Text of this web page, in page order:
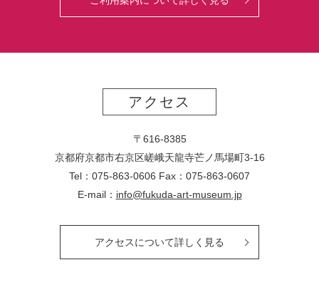
アクセス
〒616-8385
京都府京都市右京区嵯峨天龍寺芒ノ馬場町3-16
Tel：075-863-0606 Fax：075-863-0607
E-mail： info@fukuda-art-museum.jp
アクセスについて詳しく見る